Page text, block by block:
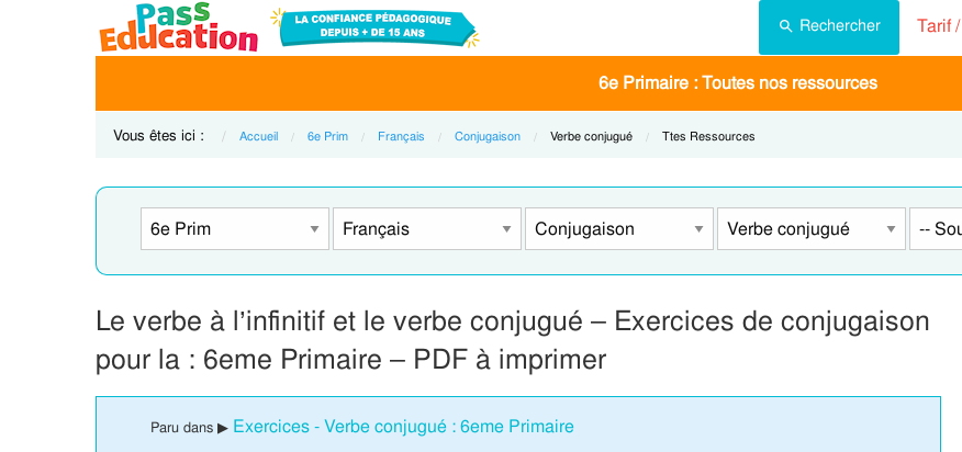
Rechercher Tarif /
6e Primaire : Toutes nos ressources
Vous êtes ici : Accueil 6e Prim Français Conjugaison Current:
Verbe conjugué Current:
Ttes Ressources
Le verbe à l’infinitif et le verbe conjugué – Exercices de conjugaison
pour la : 6eme Primaire – PDF à imprimer
Paru dans ▶ Exercices - Verbe conjugué : 6eme Primaire